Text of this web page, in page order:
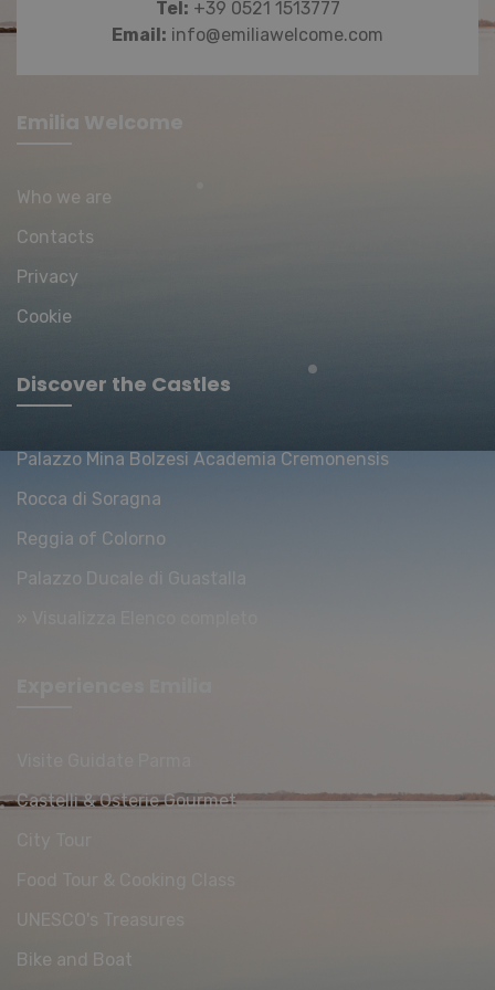
Tel: +39 0521 1513777
Email: info@emiliawelcome.com
Emilia Welcome
Who we are
Contacts
Privacy
Cookie
Discover the Castles
Palazzo Mina Bolzesi Academia Cremonensis
Rocca di Soragna
Reggia of Colorno
Palazzo Ducale di Guastalla
Castelli & Osterie Gourmet
Food Tour & Cooking Class
UNESCO's Treasures
Bike and Boat